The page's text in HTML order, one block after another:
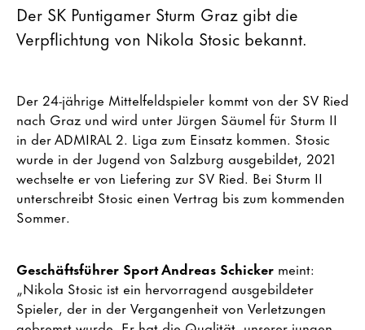
Der SK Puntigamer Sturm Graz gibt die
Verpflichtung von Nikola Stosic bekannt.
Der 24-jährige Mittelfeldspieler kommt von der SV Ried
nach Graz und wird unter Jürgen Säumel für Sturm II
in der ADMIRAL 2. Liga zum Einsatz kommen. Stosic
wurde in der Jugend von Salzburg ausgebildet, 2021
wechselte er von Liefering zur SV Ried. Bei Sturm II
unterschreibt Stosic einen Vertrag bis zum kommenden
Sommer.
Geschäftsführer Sport Andreas Schicker meint:
„Nikola Stosic ist ein hervorragend ausgebildeter
Spieler, der in der Vergangenheit von Verletzungen